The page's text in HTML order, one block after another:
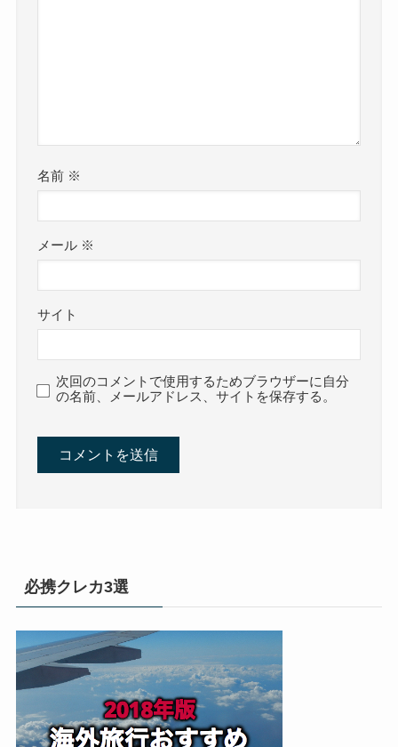
名前 ※
メール ※
サイト
次回のコメントで使用するためブラウザーに自分
の名前、メールアドレス、サイトを保存する。
必携クレカ3選